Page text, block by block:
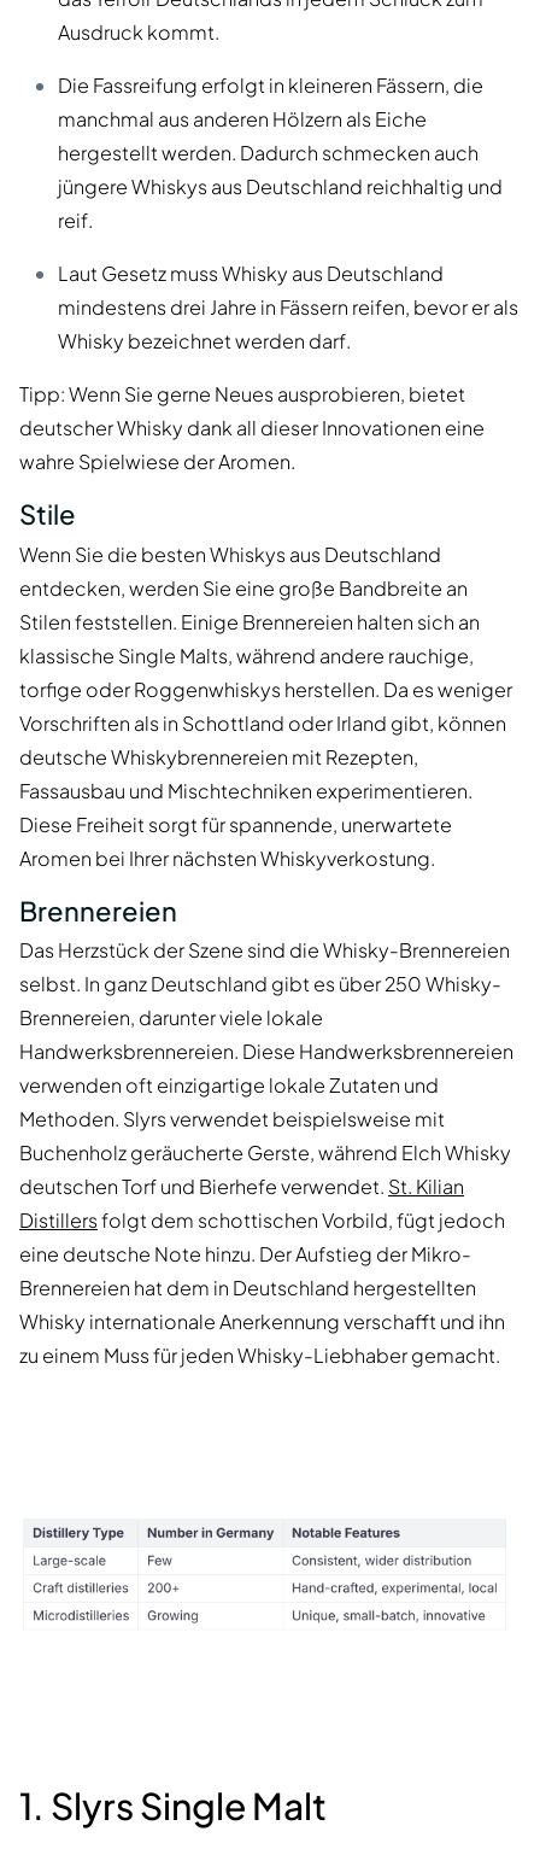
Ausdruck kommt.
Die Fassreifung erfolgt in kleineren Fässern, die
manchmal aus anderen Hölzern als Eiche
hergestellt werden. Dadurch schmecken auch
jüngere Whiskys aus Deutschland reichhaltig und
reif.
Laut Gesetz muss Whisky aus Deutschland
mindestens drei Jahre in Fässern reifen, bevor er als
Whisky bezeichnet werden darf.
Tipp: Wenn Sie gerne Neues ausprobieren, bietet
deutscher Whisky dank all dieser Innovationen eine
wahre Spielwiese der Aromen.
Stile
Wenn Sie die besten Whiskys aus Deutschland
entdecken, werden Sie eine große Bandbreite an
Stilen feststellen. Einige Brennereien halten sich an
klassische Single Malts, während andere rauchige,
torfige oder Roggenwhiskys herstellen. Da es weniger
Vorschriften als in Schottland oder Irland gibt, können
deutsche Whiskybrennereien mit Rezepten,
Fassausbau und Mischtechniken experimentieren.
Diese Freiheit sorgt für spannende, unerwartete
Aromen bei Ihrer nächsten Whiskyverkostung.
Brennereien
Das Herzstück der Szene sind die Whisky-Brennereien
selbst. In ganz Deutschland gibt es über 250 Whisky-
Brennereien, darunter viele lokale
Handwerksbrennereien. Diese Handwerksbrennereien
verwenden oft einzigartige lokale Zutaten und
Methoden. Slyrs verwendet beispielsweise mit
Buchenholz geräucherte Gerste, während Elch Whisky
deutschen Torf und Bierhefe verwendet. St. Kilian
Distillersfolgt dem schottischen Vorbild, fügt jedoch
eine deutsche Note hinzu. Der Aufstieg der Mikro-
Brennereien hat dem in Deutschland hergestellten
Whisky internationale Anerkennung verschafft und ihn
zu einem Muss für jeden Whisky-Liebhaber gemacht.
1. Slyrs Single Malt